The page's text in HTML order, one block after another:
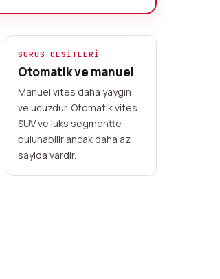
SURUS CESITLERI
Otomatik ve manuel
Manuel vites daha yaygin
ve ucuzdur. Otomatik vites
SUV ve luks segmentte
bulunabilir ancak daha az
sayida vardir.